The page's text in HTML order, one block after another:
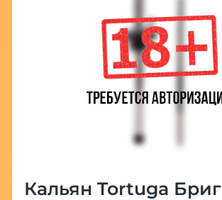
Кальян Tortuga Бриг